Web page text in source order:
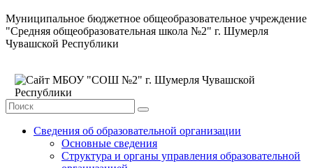
Муниципальное бюджетное общеобразовательное учреждение
"Средняя общеобразовательная школа №2" г. Шумерля
Чувашской Республики
Сведения об образовательной организации
Основные сведения
Структура и органы управления образовательной